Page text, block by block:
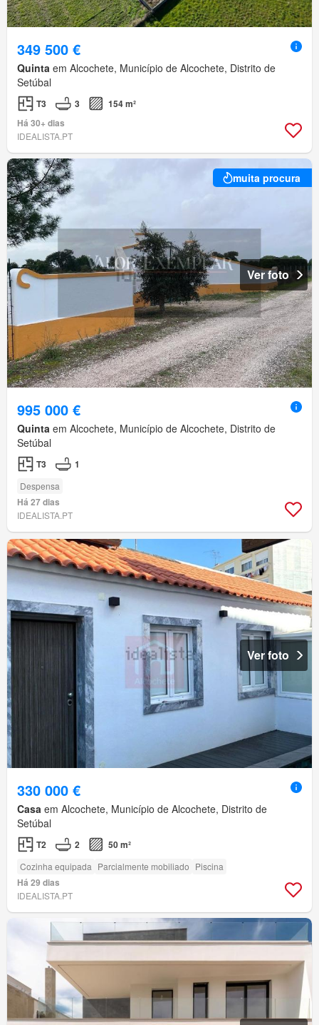
349 500 €
Quinta em Alcochete, Município de Alcochete, Distrito de
Setúbal
T3 3
154 m²
Há 30+ dias
IDEALISTA.PT
muita procura
Ver foto
995 000 €
Quinta em Alcochete, Município de Alcochete, Distrito de
Setúbal
T3 1
Despensa
Há 27 dias
IDEALISTA.PT
Ver foto
330 000 €
Casa em Alcochete, Município de Alcochete, Distrito de
Setúbal
T2 2 50 m²
Cozinha equipada Parcialmente mobiliado Piscina
Há 29 dias
IDEALISTA.PT